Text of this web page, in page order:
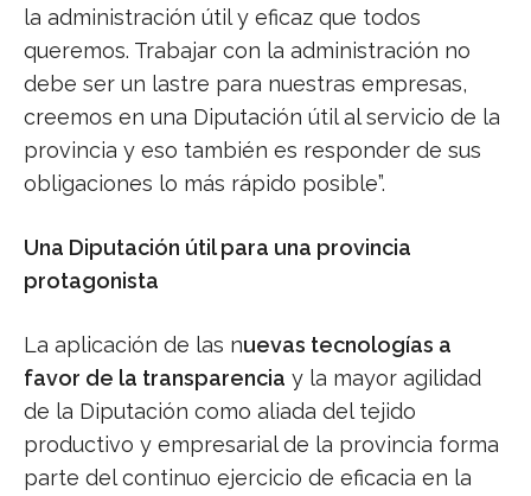
la administración útil y eficaz que todos
queremos. Trabajar con la administración no
debe ser un lastre para nuestras empresas,
creemos en una Diputación útil al servicio de la
provincia y eso también es responder de sus
obligaciones lo más rápido posible”.
Una Diputación útil para una provincia
protagonista
La aplicación de las nuevas tecnologías a
favor de la transparencia y la mayor agilidad
de la Diputación como aliada del tejido
productivo y empresarial de la provincia forma
parte del continuo ejercicio de eficacia en la